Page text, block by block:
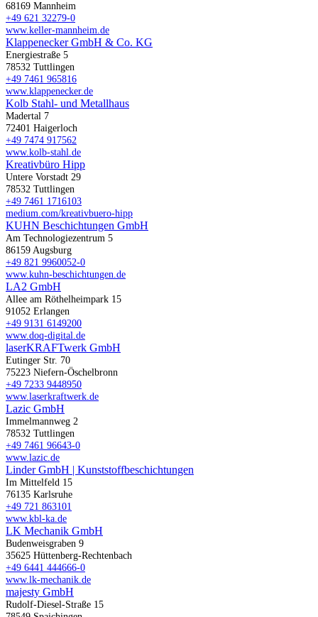
68169 Mannheim
+49 621 32279-0
www.keller-mannheim.de
Klappenecker GmbH & Co. KG
Energiestraße 5
78532 Tuttlingen
+49 7461 965816
www.klappenecker.de
Kolb Stahl- und Metallhaus
Madertal 7
72401 Haigerloch
+49 7474 917562
www.kolb-stahl.de
Kreativbüro Hipp
Untere Vorstadt 29
78532 Tuttlingen
+49 7461 1716103
medium.com/kreativbuero-hipp
KUHN Beschichtungen GmbH
Am Technologiezentrum 5
86159 Augsburg
+49 821 9960052-0
www.kuhn-beschichtungen.de
LA2 GmbH
Allee am Röthelheimpark 15
91052 Erlangen
+49 9131 6149200
www.doq-digital.de
laserKRAFTwerk GmbH
Eutinger Str. 70
75223 Niefern-Öschelbronn
+49 7233 9448950
www.laserkraftwerk.de
Lazic GmbH
Immelmannweg 2
78532 Tuttlingen
+49 7461 96643-0
www.lazic.de
Linder GmbH | Kunststoffbeschichtungen
Im Mittelfeld 15
76135 Karlsruhe
+49 721 863101
www.kbl-ka.de
LK Mechanik GmbH
Budenweisgraben 9
35625 Hüttenberg-Rechtenbach
+49 6441 444666-0
www.lk-mechanik.de
majesty GmbH
Rudolf-Diesel-Straße 15